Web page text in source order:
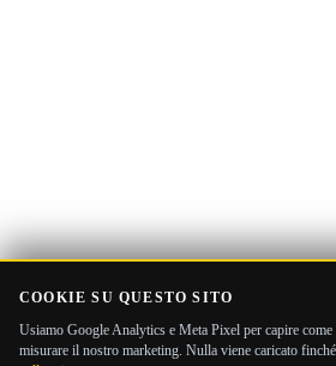
COOKIE SU QUESTO SITO
Usiamo Google Analytics e Meta Pixel per capire
misurare il nostro marketing. Nulla viene caricato